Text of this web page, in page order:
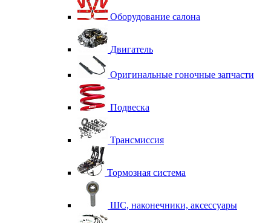
Оборудование салона
Двигатель
Оригинальные гоночные запчасти
Подвеска
Трансмиссия
Тормозная система
ШС, наконечники, аксессуары